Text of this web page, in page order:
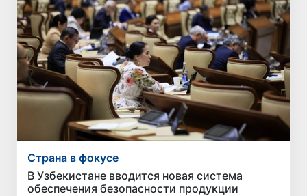
Страна в фокусе
В Узбекистане вводится новая система
обеспечения безопасности продукции